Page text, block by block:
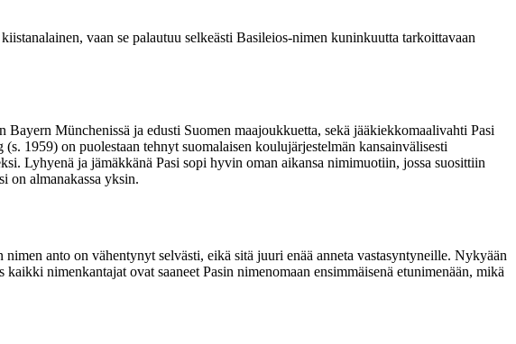
vaan se palautuu selkeästi Basileios-nimen kuninkuutta tarkoittavaan
Münchenissä ja edusti Suomen maajoukkuetta, sekä jääkiekkomaalivahti Pasi
1959) on puolestaan tehnyt suomalaisen koulujärjestelmän kansainvälisesti
Lyhyenä ja jämäkkänä Pasi sopi hyvin oman aikansa nimimuotiin, jossa suosittiin
on almanakassa yksin.
anto on vähentynyt selvästi, eikä sitä juuri enää anneta vastasyntyneille. Nykyään
nimenkantajat ovat saaneet Pasin nimenomaan ensimmäisenä etunimenään, mikä